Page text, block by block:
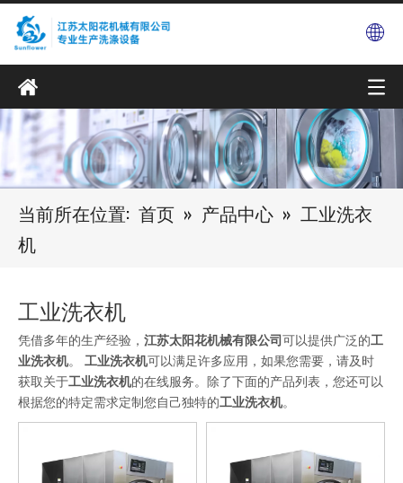
当前所在位置: 首页 » 产品中心 » 工业洗衣
机
工业洗衣机
凭借多年的生产经验， 江苏太阳花机械有限公司 可以提供广泛的工
业洗衣机。 工业洗衣机可以满足许多应用，如果您需要，请及时
获取关于工业洗衣机的在线服务。除了下面的产品列表，您还可以
根据您的特定需求定制您自己独特的工业洗衣机。